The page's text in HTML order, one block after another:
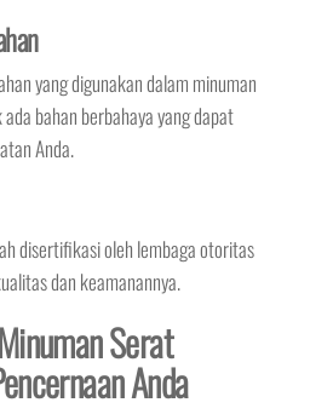
yang digunakan dalam minuman
bahan berbahaya yang dapat
Anda.
disertifikasi oleh lembaga otoritas
dan keamanannya.
Serat
Anda